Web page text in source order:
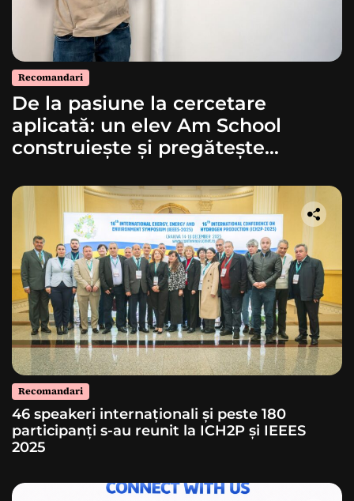
Recomandari
De la pasiune la cercetare
aplicată: un elev Am School
construiește și pregătește
Recomandari
46 speakeri internaționali și peste 180
participanți s-au reunit la ICH2P și IEEES
2025